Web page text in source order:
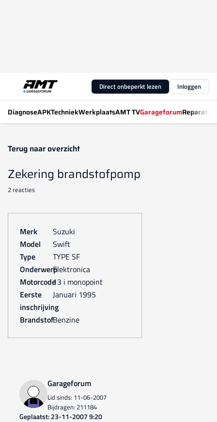
Direct onbeperkt lezen Inloggen
DiagnoseAPKTechniekWerkplaatsAMT TVGarageforum
Terug naar overzicht
Zekering brandstofpomp
2 reacties
Merk
Suzuki
Model
Swift
Type
TYPE SF
OnderwerpElektronica
Motorcode13 i monopoint
Eerste
inschrijving
januari 1995
Brandstof Benzine
Garageforum
Lid sinds: 11-06-2007
Bijdragen: 211184
Geplaatst: 23-11-2007 9:20